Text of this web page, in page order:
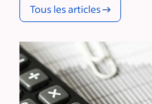
Tous les articles